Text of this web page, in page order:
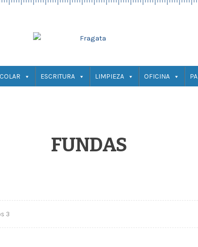
ESCRITURA LIMPIEZA OFICINA
FUNDAS
3